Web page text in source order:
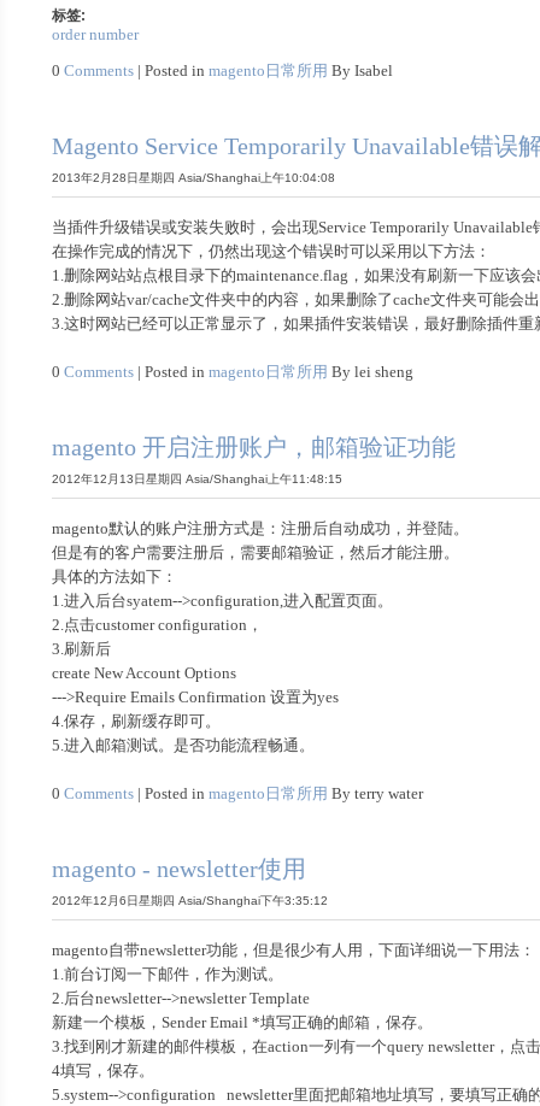
标签:
order number
0Comments | Posted inmagento日常所用 By Isabel
Magento Service Temporarily Unavailable错误
2013年2月28日星期四 Asia/Shanghai上午10:04:08
当插件升级错误或安装失败时，会出现Service Temporarily
在操作完成的情况下，仍然出现这个错误时可以采用以下方法：
1.删除网站站点根目录下的maintenance.flag，如果没有刷新一下应该
2.删除网站var/cache文件夹中的内容，如果删除了cache文件夹可能会
3.这时网站已经可以正常显示了，如果插件安装错误，最好删除插件重
0Comments | Posted inmagento日常所用 By lei sheng
magento 开启注册账户，邮箱验证功能
2012年12月13日星期四 Asia/Shanghai上午11:48:15
magento默认的账户注册方式是：注册后自动成功，并登陆。
但是有的客户需要注册后，需要邮箱验证，然后才能注册。
具体的方法如下：
1.进入后台syatem-->configuration,进入配置页面。
2.点击customer configuration，
3.刷新后
create New Account Options
--->Require Emails Confirmation 设置为yes
4.保存，刷新缓存即可。
5.进入邮箱测试。是否功能流程畅通。
0Comments | Posted inmagento日常所用 By terry water
magento - newsletter使用
2012年12月6日星期四 Asia/Shanghai下午3:35:12
magento自带newsletter功能，但是很少有人用，下面详细说一下用法：
1.前台订阅一下邮件，作为测试。
2.后台newsletter-->newsletter Template
新建一个模板，Sender Email*填写正确的邮箱，保存。
3.找到刚才新建的邮件模板，在action一列有一个query newsletter，点
4填写，保存。
5.system-->configuration newsletter里面把邮箱地址填写，要填写正确